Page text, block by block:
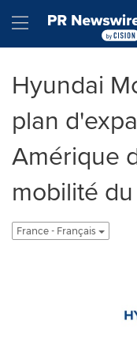
Hamburger
Hyundai
plan
Amérique
mobilité
France - Français